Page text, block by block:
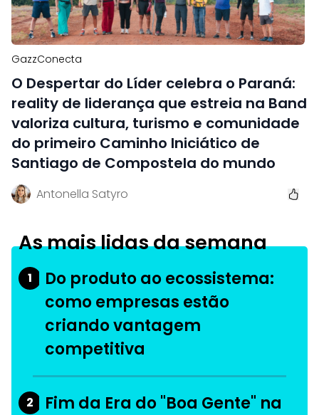
GazzConecta
O Despertar do Líder celebra o Paraná:
reality de liderança que estreia na Band
valoriza cultura, turismo e comunidade
do primeiro Caminho Iniciático de
Santiago de Compostela do mundo
Antonella Satyro
As mais lidas da semana
1
Do produto ao ecossistema:
como empresas estão
criando vantagem
competitiva
2
Fim da Era do "Boa Gente" na